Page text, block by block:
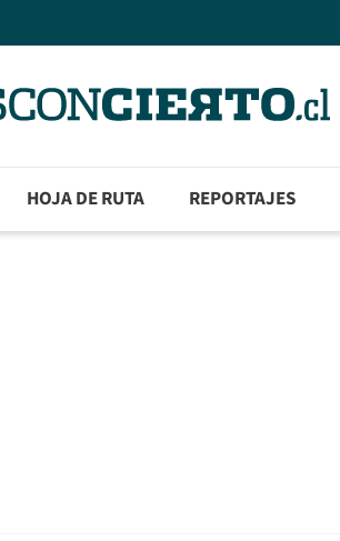
HOJA DE RUTA REPORTAJES